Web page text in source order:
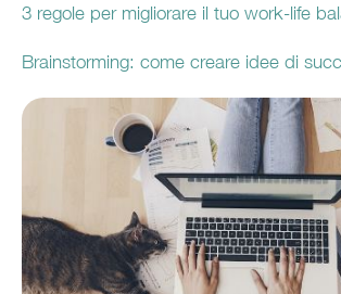
3 regole per migliorare il tuo work-life
Brainstorming: come creare idee di